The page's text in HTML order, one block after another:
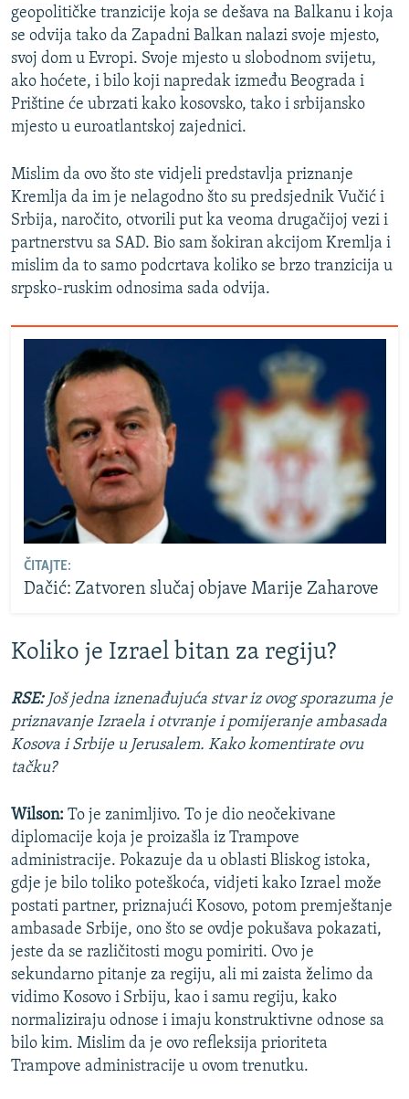
geopolitičke tranzicije koja se dešava na Balkanu i koja
se odvija tako da Zapadni Balkan nalazi svoje mjesto,
svoj dom u Evropi. Svoje mjesto u slobodnom svijetu,
ako hoćete, i bilo koji napredak između Beograda i
Prištine će ubrzati kako kosovsko, tako i srbijansko
mjesto u euroatlantskoj zajednici.
Mislim da ovo što ste vidjeli predstavlja priznanje
Kremlja da im je nelagodno što su predsjednik Vučić i
Srbija, naročito, otvorili put ka veoma drugačijoj vezi i
partnerstvu sa SAD. Bio sam šokiran akcijom Kremlja i
mislim da to samo podcrtava koliko se brzo tranzicija u
srpsko-ruskim odnosima sada odvija.
ČITAJTE:
Dačić: Zatvoren slučaj objave Marije Zaharove
Koliko je Izrael bitan za regiju?
RSE:Još jedna iznenađujuća stvar iz ovog sporazuma je
priznavanje Izraela i otvranje i pomijeranje ambasada
Kosova i Srbije u Jerusalem. Kako komentirate ovu
tačku?
Wilson: To je zanimljivo. To je dio neočekivane
diplomacije koja je proizašla iz Trampove
administracije. Pokazuje da u oblasti Bliskog istoka,
gdje je bilo toliko poteškoća, vidjeti kako Izrael može
postati partner, priznajući Kosovo, potom premještanje
ambasade Srbije, ono što se ovdje pokušava pokazati,
jeste da se različitosti mogu pomiriti. Ovo je
sekundarno pitanje za regiju, ali mi zaista želimo da
vidimo Kosovo i Srbiju, kao i samu regiju, kako
normaliziraju odnose i imaju konstruktivne odnose sa
bilo kim. Mislim da je ovo refleksija prioriteta
Trampove administracije u ovom trenutku.